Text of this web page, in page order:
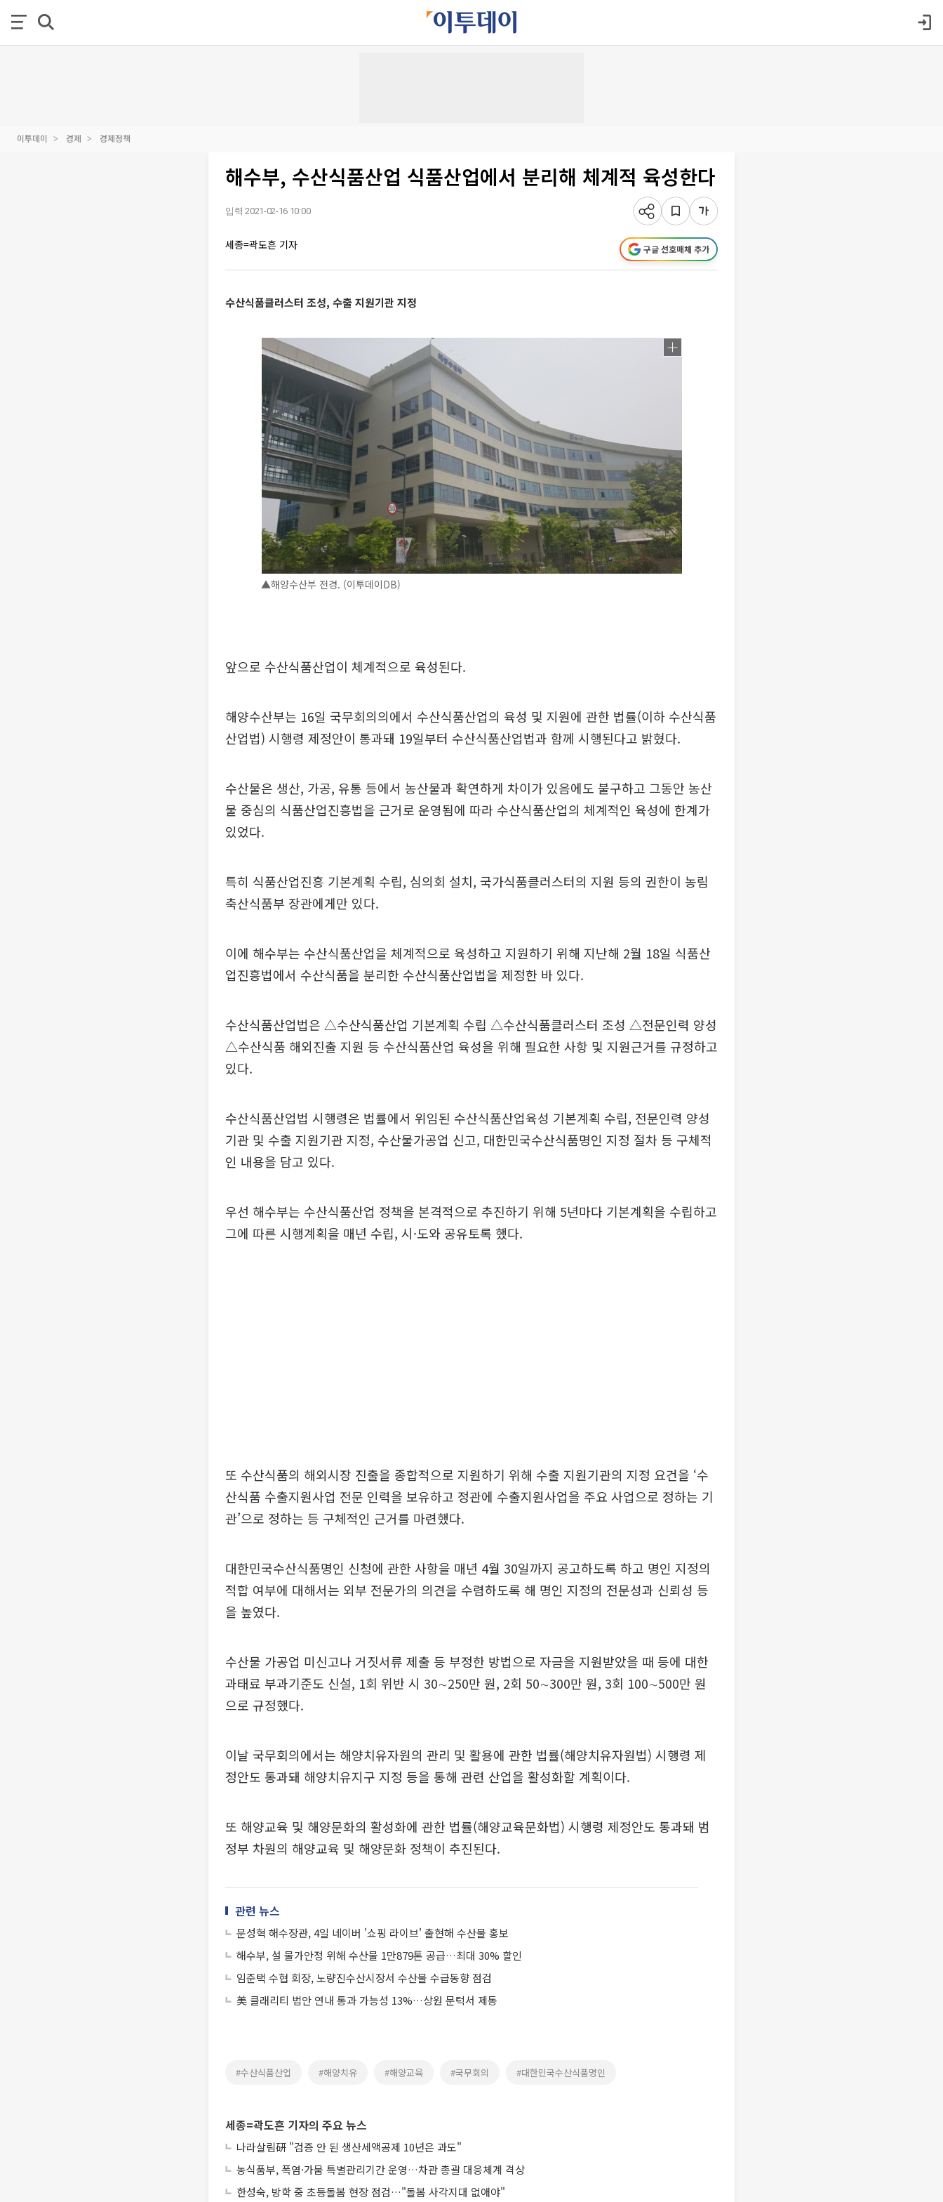
이투데이 경제 경제정책
해수부, 수산식품산업 식품산업에서 분리해 체계적 육성한다
입력 2021-02-16 10:00
세종=곽도흔 기자 구글 선호매체 추가
수산식품클러스터 조성, 수출 지원기관 지정
▲해양수산부 전경. (이투데이DB)
앞으로 수산식품산업이 체계적으로 육성된다.
해양수산부는 16일 국무회의의에서 수산식품산업의 육성 및 지원에 관한 법률(이하 수산식품
산업법) 시행령 제정안이 통과돼 19일부터 수산식품산업법과 함께 시행된다고 밝혔다.
수산물은 생산, 가공, 유통 등에서 농산물과 확연하게 차이가 있음에도 불구하고 그동안 농산
물 중심의 식품산업진흥법을 근거로 운영됨에 따라 수산식품산업의 체계적인 육성에 한계가
있었다.
특히 식품산업진흥 기본계획 수립, 심의회 설치, 국가식품클러스터의 지원 등의 권한이 농림
축산식품부 장관에게만 있다.
이에 해수부는 수산식품산업을 체계적으로 육성하고 지원하기 위해 지난해 2월 18일 식품산
업진흥법에서 수산식품을 분리한 수산식품산업법을 제정한 바 있다.
수산식품산업법은 △수산식품산업 기본계획 수립 △수산식품클러스터 조성 △전문인력 양성
△수산식품 해외진출 지원 등 수산식품산업 육성을 위해 필요한 사항 및 지원근거를 규정하고
있다.
수산식품산업법 시행령은 법률에서 위임된 수산식품산업육성 기본계획 수립, 전문인력 양성
기관 및 수출 지원기관 지정, 수산물가공업 신고, 대한민국수산식품명인 지정 절차 등 구체적
인 내용을 담고 있다.
우선 해수부는 수산식품산업 정책을 본격적으로 추진하기 위해 5년마다 기본계획을 수립하고
그에 따른 시행계획을 매년 수립, 시·도와 공유토록 했다.
또 수산식품의 해외시장 진출을 종합적으로 지원하기 위해 수출 지원기관의 지정 요건을 ‘수
산식품 수출지원사업 전문 인력을 보유하고 정관에 수출지원사업을 주요 사업으로 정하는 기
관’으로 정하는 등 구체적인 근거를 마련했다.
대한민국수산식품명인 신청에 관한 사항을 매년 4월 30일까지 공고하도록 하고 명인 지정의
적합 여부에 대해서는 외부 전문가의 의견을 수렴하도록 해 명인 지정의 전문성과 신뢰성 등
을 높였다.
수산물 가공업 미신고나 거짓서류 제출 등 부정한 방법으로 자금을 지원받았을 때 등에 대한
과태료 부과기준도 신설, 1회 위반 시 30∼250만 원, 2회 50∼300만 원, 3회 100∼500만 원
으로 규정했다.
이날 국무회의에서는 해양치유자원의 관리 및 활용에 관한 법률(해양치유자원법) 시행령 제
정안도 통과돼 해양치유지구 지정 등을 통해 관련 산업을 활성화할 계획이다.
또 해양교육 및 해양문화의 활성화에 관한 법률(해양교육문화법) 시행령 제정안도 통과돼 범
정부 차원의 해양교육 및 해양문화 정책이 추진된다.
관련 뉴스
문성혁 해수장관, 4일 네이버 '쇼핑 라이브' 출현해 수산물 홍보
해수부, 설 물가안정 위해 수산물 1만879톤 공급…최대 30% 할인
임준택 수협 회장, 노량진수산시장서 수산물 수급동향 점검
美 클래리티 법안 연내 통과 가능성 13%…상원 문턱서 제동
#수산식품산업 #해양치유 #해양교육 #국무회의 #대한민국수산식품명인
세종=곽도흔 기자의 주요 뉴스
나라살림硏 "검증 안 된 생산세액공제 10년은 과도"
농식품부, 폭염·가뭄 특별관리기간 운영…차관 총괄 대응체계 격상
한성숙, 방학 중 초등돌봄 현장 점검…"돌봄 사각지대 없애야"